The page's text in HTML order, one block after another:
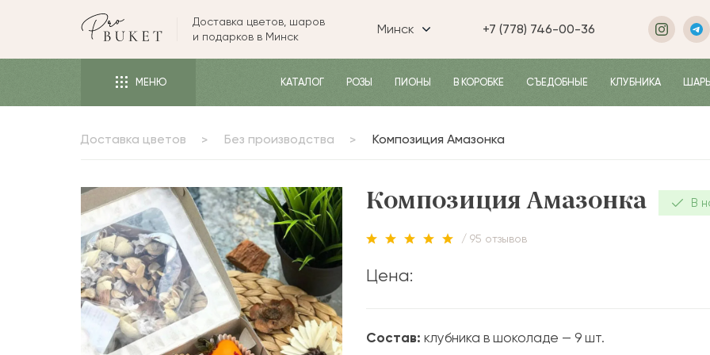
ЦВЕТЫ
РОЗЫ
ПИОНЫ
БУКЕТЫ
ПОВОД
ФОРМА И УПАКОВКА
СЪЕДОБНЫЕ БУКЕТЫ
КОМНАТНЫЕ ЦВЕТЫ
ПОДАРКИ
Доставка цветов, шаров
и подарков в Минск
Минск +7 (778) 746-00-36
МЕНЮ КАТАЛОГ РОЗЫ ПИОНЫ В КОРОБКЕ СЪЕДОБНЫЕ КЛУБНИКА
Доставка цветов Без производства Композиция Амазонка
Композиция Амазонка В
/ 95 отзывов
Цена:
Состав: клубника в шоколаде — 9 шт.